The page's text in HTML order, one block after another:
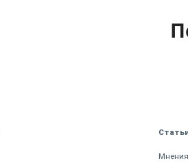
Мнения